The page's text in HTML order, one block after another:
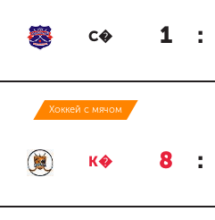
С� 1 :
Хоккей с мячом
К� 8 :